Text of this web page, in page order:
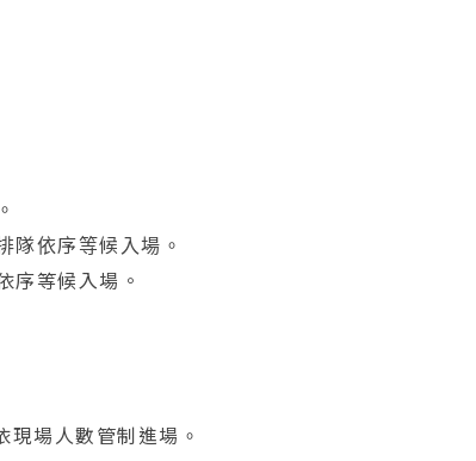
隊依序等候入場。
序等候入場。
場人數管制進場。